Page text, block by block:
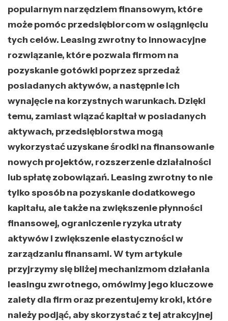
popularnym narzędziem finansowym, które
może pomóc przedsiębiorcom w osiągnięciu
tych celów. Leasing zwrotny to innowacyjne
rozwiązanie, które pozwala firmom na
pozyskanie gotówki poprzez sprzedaż
posiadanych aktywów, a następnie ich
wynajęcie na korzystnych warunkach. Dzięki
temu, zamiast wiązać kapitał w posiadanych
aktywach, przedsiębiorstwa mogą
wykorzystać uzyskane środki na finansowanie
nowych projektów, rozszerzenie działalności
lub spłatę zobowiązań. Leasing zwrotny to nie
tylko sposób na pozyskanie dodatkowego
kapitału, ale także na zwiększenie płynności
finansowej, ograniczenie ryzyka utraty
aktywów i zwiększenie elastyczności w
zarządzaniu finansami. W tym artykule
przyjrzymy się bliżej mechanizmom działania
leasingu zwrotnego, omówimy jego kluczowe
zalety dla firm oraz prezentujemy kroki, które
należy podjąć, aby skorzystać z tej atrakcyjnej